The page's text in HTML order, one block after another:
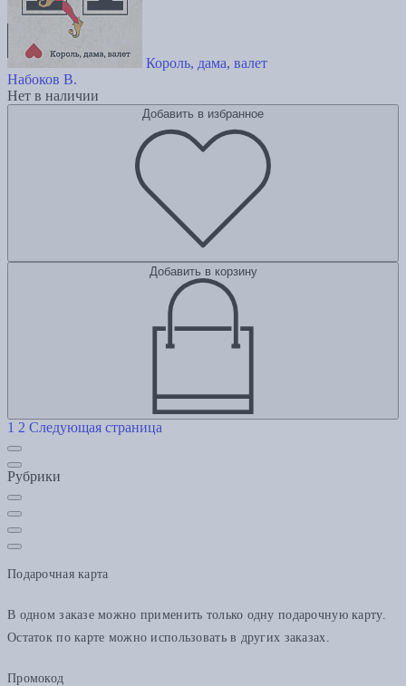
Король, дама, валет
Набоков В.
Нет в наличии
Добавить в избранное
Добавить в корзину
1 2 Следующая страница
Рубрики
Подарочная карта
В одном заказе можно применить только одну подарочную карту.
Остаток по карте можно использовать в других заказах.
Промокод